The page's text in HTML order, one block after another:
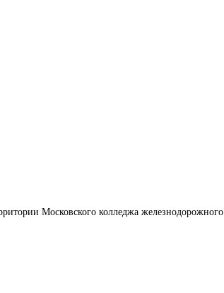
Московского колледжа железнодорожного